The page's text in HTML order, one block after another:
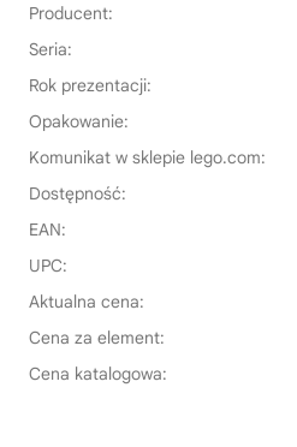
Producent:
Seria:
Rok prezentacji:
Opakowanie:
Komunikat w sklepie lego.com:
Dostępność:
EAN:
UPC:
Aktualna cena:
Cena za element:
Cena katalogowa: